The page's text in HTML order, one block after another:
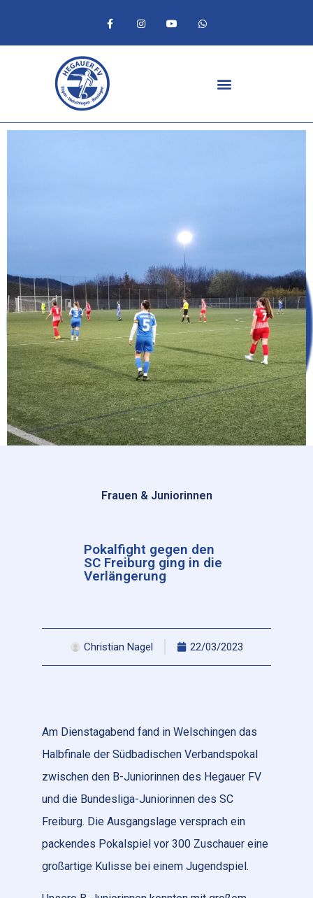
Frauen & Juniorinnen
Pokalfight gegen den
SC Freiburg ging in die
Verlängerung
Christian Nagel 22/03/2023
Am Dienstagabend fand in Welschingen das
Halbfinale der Südbadischen Verbandspokal
zwischen den B-Juniorinnen des Hegauer FV
und die Bundesliga-Juniorinnen des SC
Freiburg. Die Ausgangslage versprach ein
packendes Pokalspiel vor 300 Zuschauer eine
großartige Kulisse bei einem Jugendspiel.